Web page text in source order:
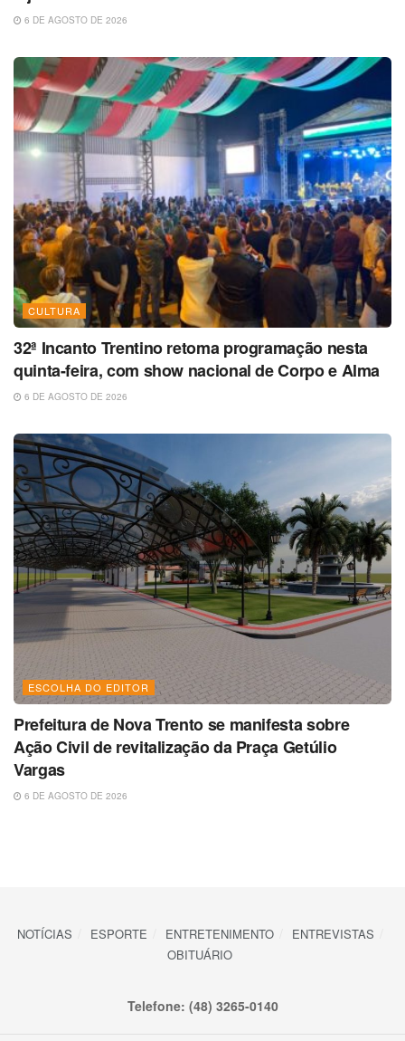
6 DE AGOSTO DE 2026
CULTURA
32ª Incanto Trentino retoma programação nesta
quinta-feira, com show nacional de Corpo e Alma
6 DE AGOSTO DE 2026
ESCOLHA DO EDITOR
Prefeitura de Nova Trento se manifesta sobre
Ação Civil de revitalização da Praça Getúlio
Vargas
6 DE AGOSTO DE 2026
NOTÍCIAS ESPORTE ENTRETENIMENTO
ENTREVISTAS
OBITUÁRIO
Telefone: (48) 3265-0140